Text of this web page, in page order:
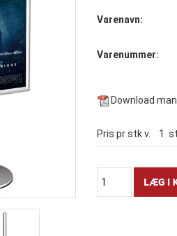
Varenavn:
Varenummer:
Download
Pris pr stk v. 1